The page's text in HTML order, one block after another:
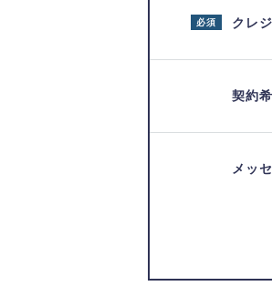
クレ
必須
契約
メッ